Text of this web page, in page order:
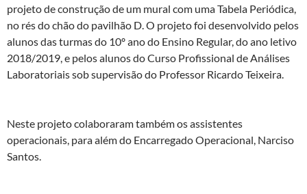
projeto de construção de um mural com uma Tabela Periódica,
no rés do chão do pavilhão D. O projeto foi desenvolvido pelos
alunos das turmas do 10º ano do Ensino Regular, do ano letivo
2018/2019, e pelos alunos do Curso Profissional de Análises
Laboratoriais sob supervisão do Professor Ricardo Teixeira.
Neste projeto colaboraram também os assistentes
operacionais, para além do Encarregado Operacional, Narciso
Santos.